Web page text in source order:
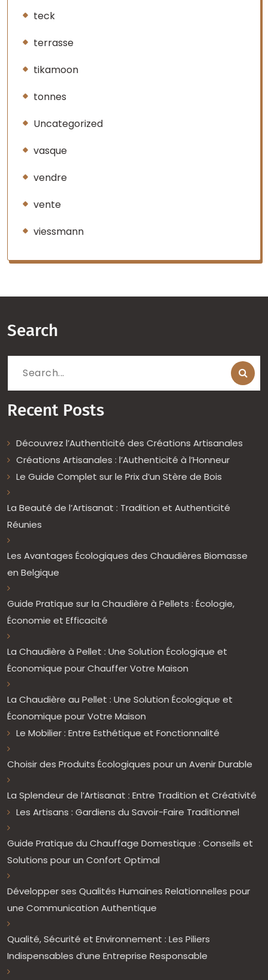
teck
terrasse
tikamoon
tonnes
Uncategorized
vasque
vendre
vente
viessmann
Search
Search
Recent Posts
Découvrez l’Authenticité des Créations Artisanales
Créations Artisanales : l’Authenticité à l’Honneur
Le Guide Complet sur le Prix d’un Stère de Bois
La Beauté de l’Artisanat : Tradition et Authenticité
Réunies
Les Avantages Écologiques des Chaudières Biomasse
en Belgique
Guide Pratique sur la Chaudière à Pellets : Écologie,
Économie et Efficacité
La Chaudière à Pellet : Une Solution Écologique et
Économique pour Chauffer Votre Maison
La Chaudière au Pellet : Une Solution Écologique et
Économique pour Votre Maison
Le Mobilier : Entre Esthétique et Fonctionnalité
Choisir des Produits Écologiques pour un Avenir Durable
La Splendeur de l’Artisanat : Entre Tradition et Créativité
Les Artisans : Gardiens du Savoir-Faire Traditionnel
Guide Pratique du Chauffage Domestique : Conseils et
Solutions pour un Confort Optimal
Développer ses Qualités Humaines Relationnelles pour
une Communication Authentique
Qualité, Sécurité et Environnement : Les Piliers
Indispensables d’une Entreprise Responsable